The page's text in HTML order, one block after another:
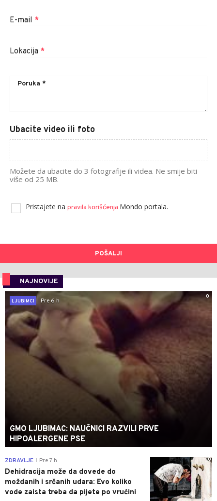
E-mail *
Lokacija *
Ubacite video ili foto
Možete da ubacite do 3 fotografije ili videa. Ne smije biti
više od 25 MB.
Pristajete na pravila korišćenja Mondo portala.
POŠALJI
NAJNOVIJE
0
LJUBIMCI
Pre 6 h
GMO LJUBIMAC: NAUČNICI RAZVILI PRVE
HIPOALERGENE PSE
0
ZDRAVLJE Pre 7 h
Dehidracija može da dovede do
moždanih i srčanih udara: Evo koliko
vode zaista treba da pijete po vrućini